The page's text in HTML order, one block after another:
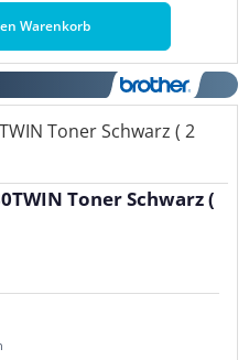
Warenkorb
Toner Schwarz (